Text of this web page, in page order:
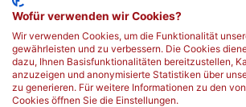
Wie die 15-jährige Mia den Krebs
hat!
mehr erfahren
Wofür verwenden wir Cookies?
Wir verwenden Cookies, um die Funktionalität
gewährleisten und zu verbessern. Die Cookies
dazu, Ihnen Basisfunktionalitäten bereitzustellen,
anzuzeigen und anonymisierte Statistiken über
zu generieren. Für weitere Informationen zu den
Cookies öffnen Sie die Einstellungen.